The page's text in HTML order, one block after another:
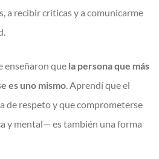
a recibir críticas y a comunicarme
enseñaron que la persona que más
es uno mismo. Aprendí que el
de respeto y que comprometerse
y mental— es también una forma